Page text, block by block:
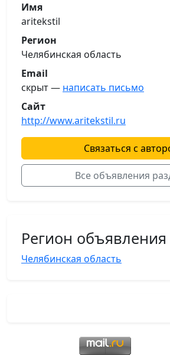
Имя
aritekstil
Регион
Челябинская область
Email
скрыт — написать письмо
Сайт
http://www.aritekstil.ru
Связаться с
Все объявления
Регион объявления
Челябинская область